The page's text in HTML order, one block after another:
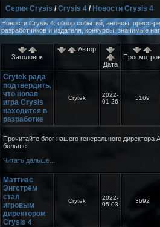
Серия Crysis /Crysis 4 / Новости Crysis 4
Новости Crysis 4: обзор событий, анонсы, пресс-
разработчиков и издателя, конкурсы, значимые
Заголовок
Автор
Дата
Crytek рада
подтвердить,
что новая
игра Crysis
находится в
разработке
Crytek
2022-
01-26
5169
Прочитайте блог нашего генерального
больше
Читать дальше...
Маттиас
Энгстрём
стал
игровым
директором
Crysis 4
Crytek
2022-
05-03
3692